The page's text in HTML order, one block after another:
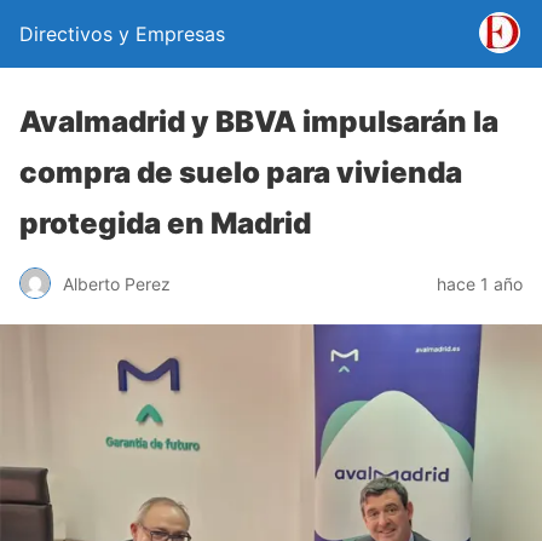
Directivos y Empresas
Avalmadrid y BBVA impulsarán la
compra de suelo para vivienda
protegida en Madrid
Alberto Perez hace 1 año